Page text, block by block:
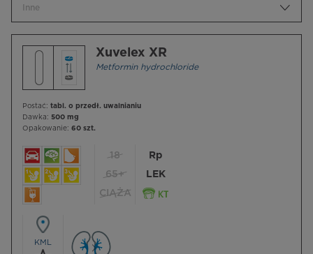
Inne
Xuvelex XR
Metformin hydrochloride
Postać: tabl. o przedł. uwalnianiu
Dawka: 500 mg
Opakowanie: 60 szt.
18
65+
CIĄŻA
Rp
LEK
KML